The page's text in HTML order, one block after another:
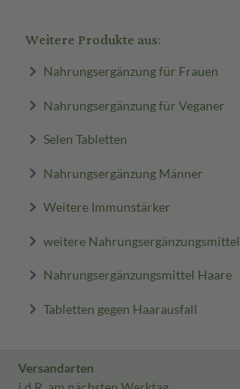
Weitere Produkte aus:
Nahrungsergänzung für Frauen
Nahrungsergänzung für Veganer
Selen Tabletten
Nahrungsergänzung Männer
Weitere Immunstärker
weitere Nahrungsergänzungsmittel
Nahrungsergänzungsmittel Haare
Tabletten gegen Haarausfall
Versandarten